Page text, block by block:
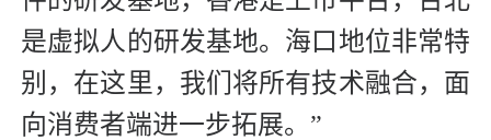
是虚拟人的研发基地。海口地位非常特
别，在这里，我们将所有技术融合，面
向消费者端进一步拓展。”